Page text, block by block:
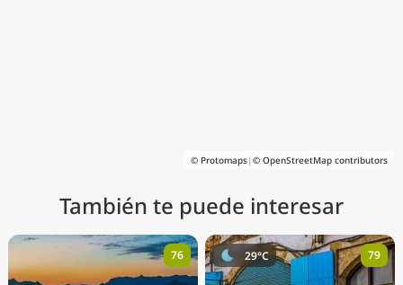
© Protomaps| © OpenStreetMap contributors
También te puede interesar
76 29°C 79